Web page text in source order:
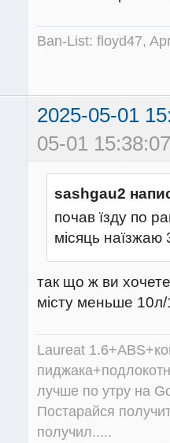
Ban-List: floyd47,
2025-05-01
05-01
sashgau2
почав їзду по
місяць наїзжаю
так що ж ви
місту меньше
Laureat
лучше по утру на
Постарайся
получил.....